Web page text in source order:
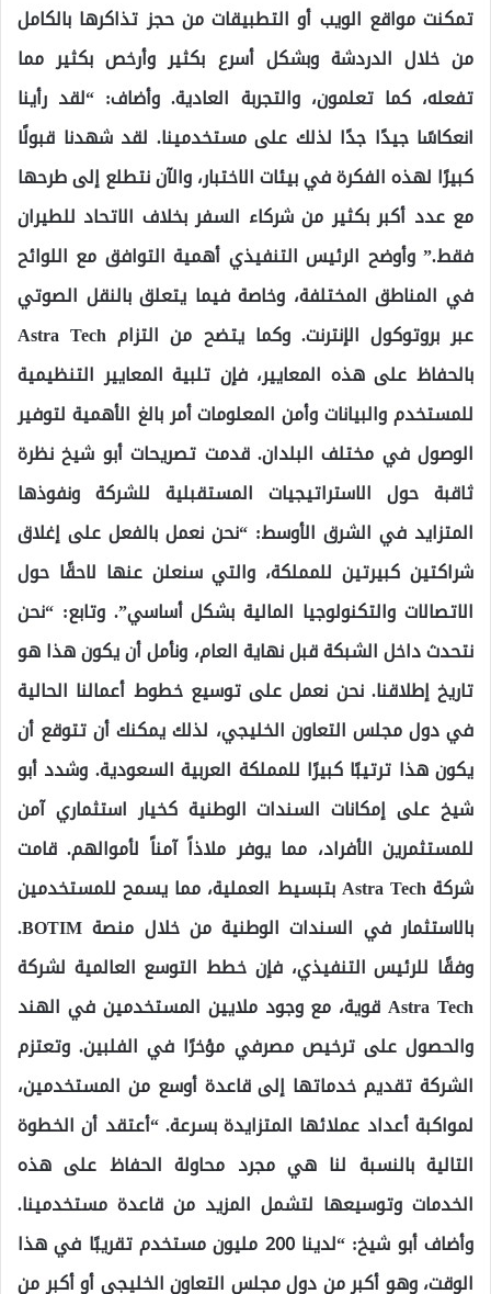
تمكنت مواقع الويب أو التطبيقات من حجز تذاكرها بالكامل
من خلال الدردشة وبشكل أسرع بكثير وأرخص بكثير مما
تفعله، كما تعلمون، والتجربة العادية. وأضاف: “لقد رأينا
انعكاسًا جيدًا جدًا لذلك على مستخدمينا. لقد شهدنا قبولًا
كبيرًا لهذه الفكرة في بيئات الاختبار، والآن نتطلع إلى طرحها
مع عدد أكبر بكثير من شركاء السفر بخلاف الاتحاد للطيران
فقط.” وأوضح الرئيس التنفيذي أهمية التوافق مع اللوائح
في المناطق المختلفة، وخاصة فيما يتعلق بالنقل الصوتي
عبر بروتوكول الإنترنت. وكما يتضح من التزام Astra Tech
بالحفاظ على هذه المعايير، فإن تلبية المعايير التنظيمية
للمستخدم والبيانات وأمن المعلومات أمر بالغ الأهمية لتوفير
الوصول في مختلف البلدان. قدمت تصريحات أبو شيخ نظرة
ثاقبة حول الاستراتيجيات المستقبلية للشركة ونفوذها
المتزايد في الشرق الأوسط: “نحن نعمل بالفعل على إغلاق
شراكتين كبيرتين للمملكة، والتي سنعلن عنها لاحقًا حول
الاتصالات والتكنولوجيا المالية بشكل أساسي”. وتابع: “نحن
نتحدث داخل الشبكة قبل نهاية العام، ونأمل أن يكون هذا هو
تاريخ إطلاقنا. نحن نعمل على توسيع خطوط أعمالنا الحالية
في دول مجلس التعاون الخليجي، لذلك يمكنك أن تتوقع أن
يكون هذا ترتيبًا كبيرًا للمملكة العربية السعودية. وشدد أبو
شيخ على إمكانات السندات الوطنية كخيار استثماري آمن
للمستثمرين الأفراد، مما يوفر ملاذاً آمناً لأموالهم. قامت
شركة Astra Tech بتبسيط العملية، مما يسمح للمستخدمين
بالاستثمار في السندات الوطنية من خلال منصة BOTIM.
وفقًا للرئيس التنفيذي، فإن خطط التوسع العالمية لشركة
Astra Tech قوية، مع وجود ملايين المستخدمين في الهند
والحصول على ترخيص مصرفي مؤخرًا في الفلبين. وتعتزم
الشركة تقديم خدماتها إلى قاعدة أوسع من المستخدمين،
لمواكبة أعداد عملائها المتزايدة بسرعة. “أعتقد أن الخطوة
التالية بالنسبة لنا هي مجرد محاولة الحفاظ على هذه
الخدمات وتوسيعها لتشمل المزيد من قاعدة مستخدمينا.
وأضاف أبو شيخ: “لدينا 200 مليون مستخدم تقريبًا في هذا
الوقت، وهو أكبر من دول مجلس التعاون الخليجي أو أكبر من